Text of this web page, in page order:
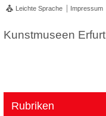
Leichte Sprache Impressum
Kunstmuseen Erfurt
Rubriken